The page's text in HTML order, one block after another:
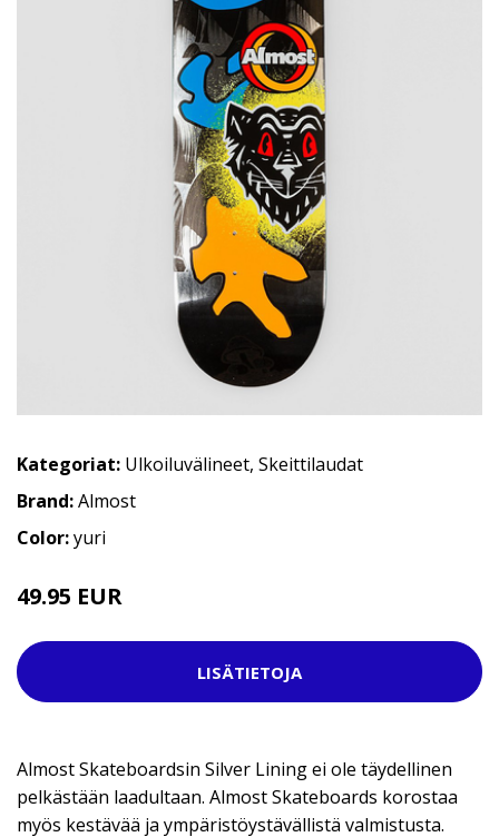
Kategoriat: Ulkoiluvälineet, Skeittilaudat
Brand:Almost
Color:yuri
49.95 EUR
LISÄTIETOJA
Almost Skateboardsin Silver Lining ei ole täydellinen
pelkästään laadultaan. Almost Skateboards korostaa
myös kestävää ja ympäristöystävällistä valmistusta.